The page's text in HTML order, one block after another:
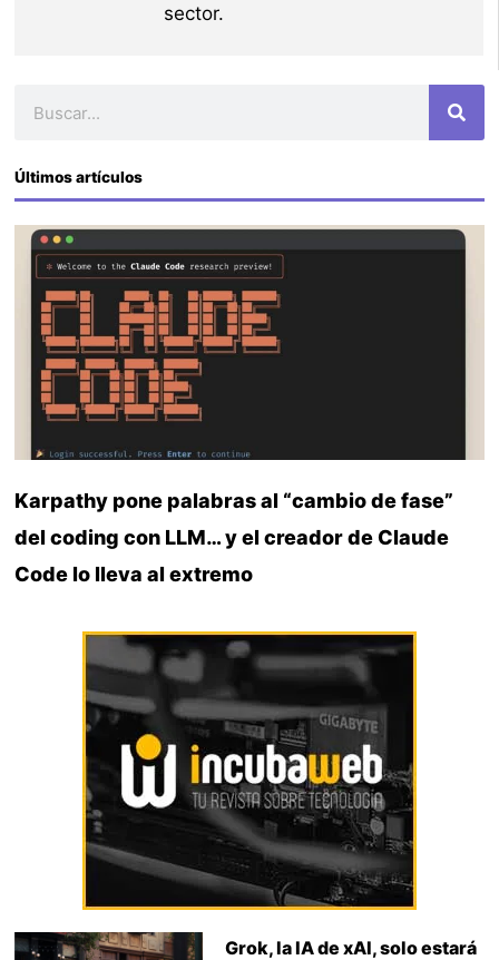
sector.
Últimos artículos
Karpathy pone palabras al “cambio de fase”
del coding con LLM… y el creador de Claude
Code lo lleva al extremo
Grok, la IA de xAI, solo estará